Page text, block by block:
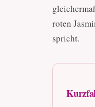
roten
spricht.